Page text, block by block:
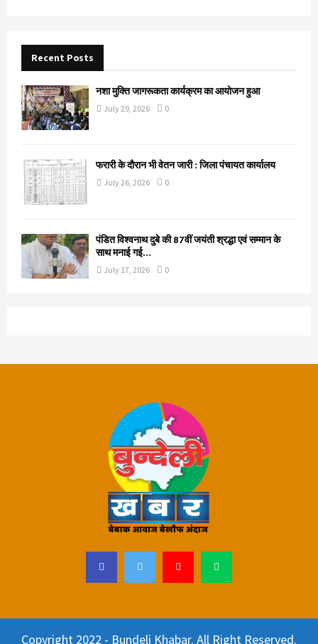
Recent Posts
नशा मुक्ति जागरूकता कार्यक्रम का आयोजन हुआ
July 29, 2026 0
फरारी के दौरान भी वेतन जारी : जिला पंचायत कार्यालय
July 26, 2026 0
पंडित विश्वनाथ दुबे की 87वीं जयंती श्रद्धा एवं सम्मान के
साथ मनाई गई…
July 17, 2026 0
Copyright 2022 - Bundeli Khabar. All Right Reserved.